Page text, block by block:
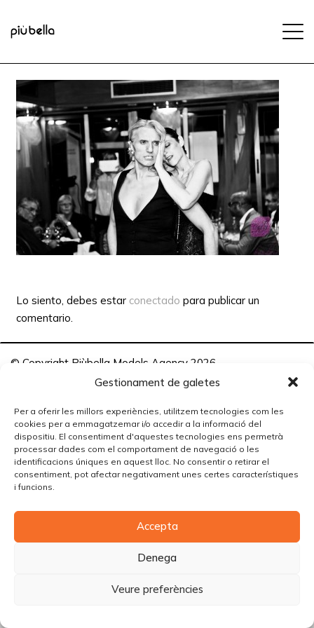
Gestionament de galetes
Per a oferir les millors experiències, utilitzem tecnologies com les
cookies per a emmagatzemar i/o accedir a la informació del
dispositiu. El consentiment d'aquestes tecnologies ens permetrà
processar dades com el comportament de navegació o les
identificacions úniques en aquest lloc. No consentir o retirar el
consentiment, pot afectar negativament unes certes característiques
i funcions.
Accepta
Denega
Veure preferències
Lo siento, debes estar conectado para publicar un
comentario.
© Copyright Piùbella Models Agency 2026
Creative Corner Agency
Carrer Tomàs Carreras Artau, nº 9 baixos, 17003, Girona